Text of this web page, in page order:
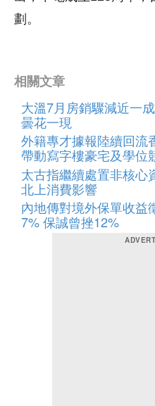
劃。
相關文章
大溫7月房銷驟減近一
曇花一現
外籍專才據報陸續回流
帶動寫字樓豪宅及學位
太古指繼續處置非核心
北上消費影響
內地傳對境外保單收益
7% 保誠曾挫12%